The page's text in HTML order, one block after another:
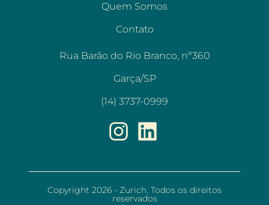
Quem Somos
Contato
Rua Barão do Rio Branco, nº360
Garça/SP
(14) 3737-0999
Copyright 2026 - Zurich. Todos os direitos
reservados